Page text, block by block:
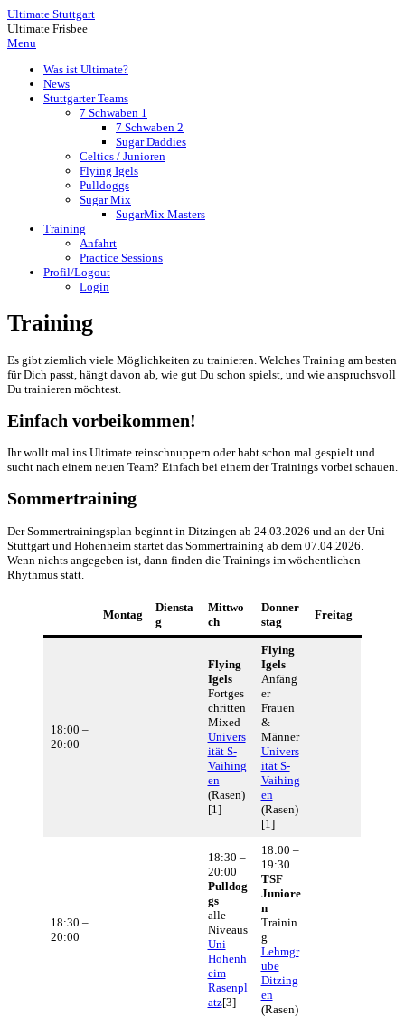
Ultimate Stuttgart
Ultimate Frisbee
Menu
Was ist Ultimate?
News
Stuttgarter Teams
7 Schwaben 1
7 Schwaben 2
Sugar Daddies
Celtics / Junioren
Flying Igels
Pulldoggs
Sugar Mix
SugarMix Masters
Training
Anfahrt
Practice Sessions
Profil/Logout
Login
Training
Es gibt ziemlich viele Möglichkeiten zu trainieren. Welches Training am besten
für Dich passt, hängt davon ab, wie gut Du schon spielst, und wie anspruchsvoll
Du trainieren möchtest.
Einfach vorbeikommen!
Ihr wollt mal ins Ultimate reinschnuppern oder habt schon mal gespielt und
sucht nach einem neuen Team? Einfach bei einem der Trainings vorbei schauen.
Sommertraining
Der Sommertrainingsplan beginnt in Ditzingen ab 24.03.2026 und an der Uni
Stuttgart und Hohenheim startet das Sommertraining ab dem 07.04.2026.
Wenn nichts angegeben ist, dann finden die Trainings im wöchentlichen
Rhythmus statt.
Montag
Diensta
g
Mittwo
ch
Donner
stag
Freitag
18:00 –
20:00
Flying
Igels
Fortges
chritten
Mixed
Univers
ität S-
Vaihing
en
(Rasen)
[1]
Flying
Igels
Anfäng
er
Frauen
&
Männer
Univers
ität S-
Vaihing
en
(Rasen)
[1]
18:30 –
20:00
18:30 –
20:00
Pulldog
gs
alle
Niveaus
Uni
Hohenh
eim
Rasenpl
atz[3]
18:00 –
19:30
TSF
Juniore
n
Trainin
g
Lehmgr
ube
Ditzing
en
(Rasen)